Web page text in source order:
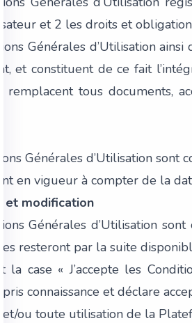
et 2 les droits et
Générales d’Utilisation
et constituent de ce fait
remplacent tous documents,
Générales d’Utilisation
en vigueur à compter de la
et modification
Générales d’Utilisation
resteront par la suite
la case « J’accepte les
pris connaissance et déclare
et/ou toute utilisation de la